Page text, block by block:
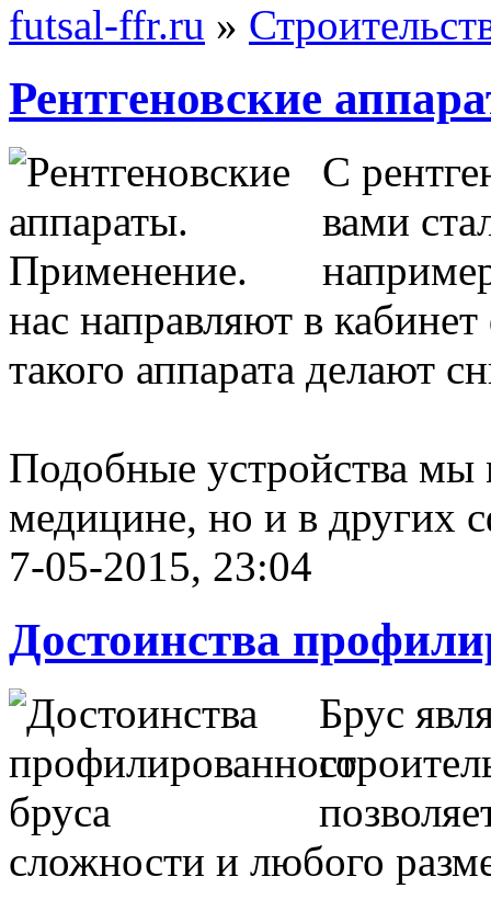
futsal-ffr.ru »
Рентгеновские
С
вами
нас направляют в
такого аппарата делают
Подобные устройства мы
медицине, но и в других
7-05-2015, 23:04
Достоинства
Брус
сложности и любого